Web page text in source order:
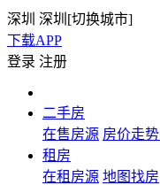
深圳 深圳[切换城市]
下载APP
登录 注册
二手房
在售房源 房价走势
租房
在租房源 地图找房